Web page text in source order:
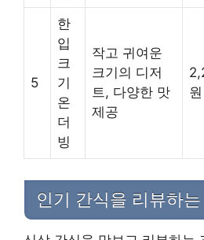
5
한
입
크
기
온
더
빙
작고 귀여운
크기의 디저
트, 다양한 맛
제공
원
인기 간식을 리뷰하는